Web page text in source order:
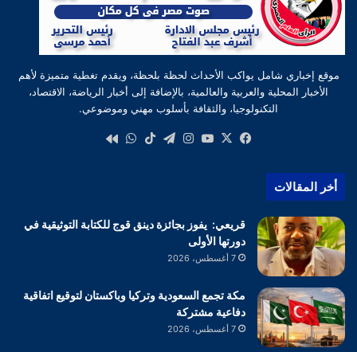
موقع إخباري شامل يواكب الأحداث لحظة بلحظة، ويقدم تغطية متميزة لأهم
الأخبار المحلية والعربية والعالمية، بالإضافة إلى أخبار الرياضة، الاقتصاد،
التكنولوجيا، والثقافة بأسلوب مهني وموضوعي.
فيسبوك
‫X
‫YouTube
انستقرام
تيلقرام‫TikTokواتساب
أخر المقالات
قريعي: يفوز بجائزة دينق قوج للكتابة التوثيقية في
دورتها الأولى
7 أغسطس، 2026
مكة تجمع السعودية وتركيا وباكستان لتوقيع اتفاقية
دفاعية مشتركة
7 أغسطس، 2026